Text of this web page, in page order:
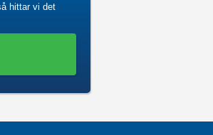
hittar vi det